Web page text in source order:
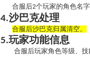
合服后2个玩家的角色名
4.沙巴克处理
合服后沙巴克归属清空。
5.玩家功能信息
合服后玩家角色等级、技能